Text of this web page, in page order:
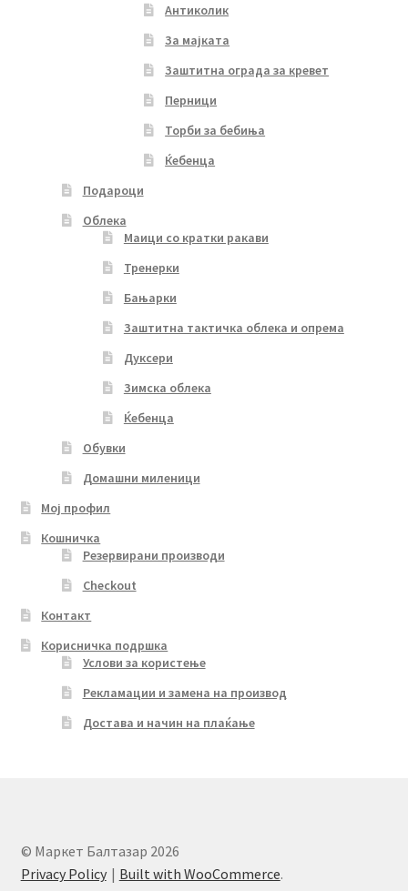
Антиколик
За мајката
Заштитна ограда за кревет
Перници
Торби за бебиња
Ќебенца
Подароци
Облека
Маици со кратки ракави
Тренерки
Бањарки
Заштитна тактичка облека и опрема
Дуксери
Зимска облека
Ќебенца
Обувки
Домашни миленици
Мој профил
Кошничка
Резервирани производи
Checkout
Контакт
Корисничка подршка
Услови за користење
Рекламации и замена на производ
Достава и начин на плаќање
© Маркет Балтазар 2026
Privacy Policy
Built with WooCommerce.